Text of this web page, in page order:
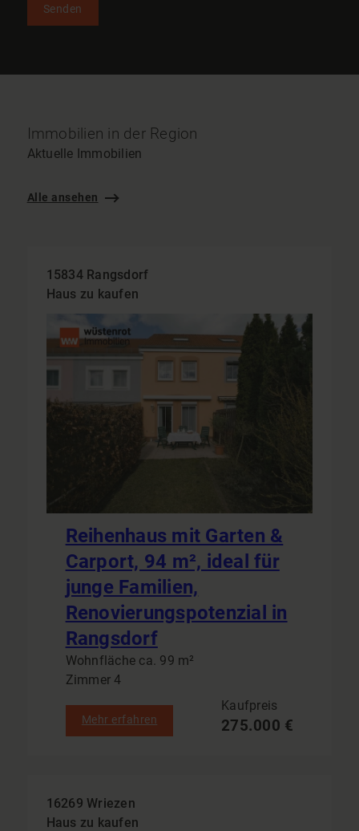
Senden
Immobilien in der Region
Aktuelle Immobilien
Alle ansehen
15834 Rangsdorf
Haus zu kaufen
Reihenhaus mit Garten &
Carport, 94 m², ideal für
junge Familien,
Renovierungspotenzial in
Rangsdorf
Wohnfläche ca. 99 m²
Zimmer 4
Mehr erfahren
Kaufpreis
275.000 €
16269 Wriezen
Haus zu kaufen